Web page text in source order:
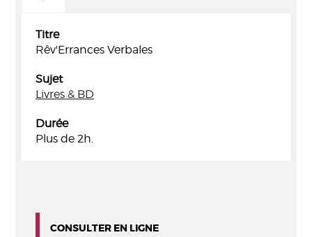
Titre
Rêv'Errances Verbales
Sujet
Livres & BD
Durée
Plus de 2h.
CONSULTER EN LIGNE